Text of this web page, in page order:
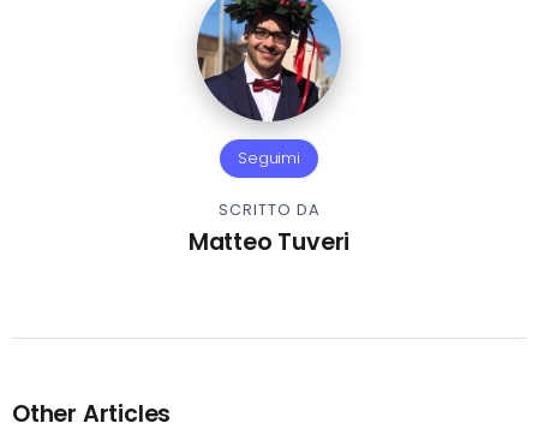
Seguimi
SCRITTO DA
Matteo Tuveri
Other Articles